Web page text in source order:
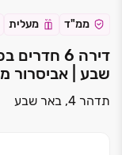
ממ"ד מעלית
דירה 6
שבע | אביסרור
תדהר 4, באר שבע